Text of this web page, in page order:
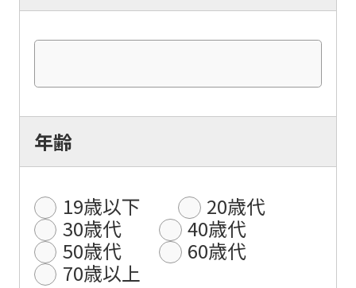
年齢
19歳以下
20歳代
30歳代
40歳代
50歳代
60歳代
70歳以上